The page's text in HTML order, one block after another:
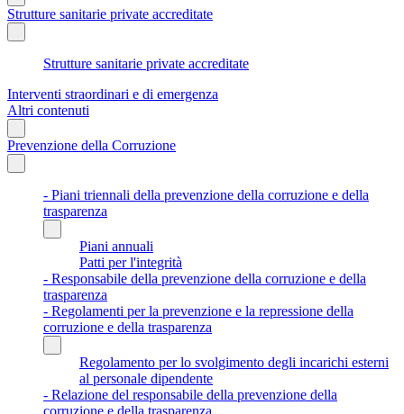
Strutture sanitarie private accreditate
Strutture sanitarie private accreditate
Interventi straordinari e di emergenza
Altri contenuti
Prevenzione della Corruzione
- Piani triennali della prevenzione della corruzione e della
trasparenza
Piani annuali
Patti per l'integrità
- Responsabile della prevenzione della corruzione e della
trasparenza
- Regolamenti per la prevenzione e la repressione della
corruzione e della trasparenza
Regolamento per lo svolgimento degli incarichi esterni
al personale dipendente
- Relazione del responsabile della prevenzione della
corruzione e della trasparenza